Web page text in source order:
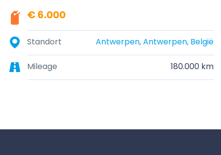
€ 6.000
Standort Antwerpen, Antwerpen, België
Mileage 180.000 km